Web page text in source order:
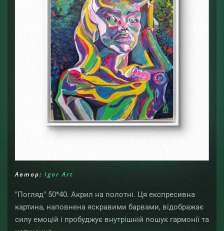
Автор: Igor Art
"Погляд" 50*40. Акрил на полотні. Ця експресивна
картина, наповнена яскравими барвами, відображає
силу емоцій і пробуджує внутрішній пошук гармонії та